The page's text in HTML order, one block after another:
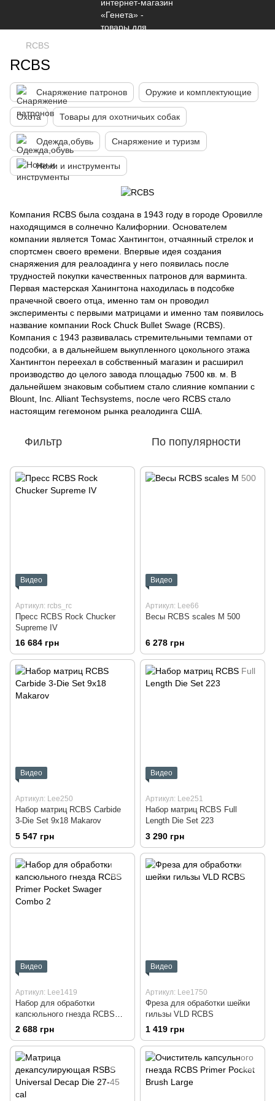
RCBS
RCBS
Снаряжение патронов Оружие и комплектующие
Охота Товары для охотничьих собак
Одежда,обувь Снаряжение и туризм
Ножи и инструменты
Компания RCBS была создана в 1943 году в городе Оровилле
находящимся в солнечно Калифорнии. Основателем
компании является Томас Хантингтон, отчаянный стрелок и
спортсмен своего времени. Впервые идея создания
снаряжения для реалоадинга у него появилась после
трудностей покупки качественных патронов для варминта.
Первая мастерская Ханингтона находилась в подсобке
прачечной своего отца, именно там он проводил
эксперименты с первыми матрицами и именно там появилось
название компании Rock Chuck Bullet Swage (RCBS).
Компания с 1943 развивалась стремительными темпами от
подсобки, а в дальнейшем выкупленного цокольного этажа
Хантингтон переехал в собственный магазин и расширил
производство до целого завода площадью 7500 кв. м. В
дальнейшем знаковым событием стало слияние компании с
Blount, Inc. Alliant Techsystems, после чего RCBS стало
настоящим гегемоном рынка реалодинга США.
Фильтр По популярности
Видео
Артикул: rcbs_rc
Пресс RCBS Rock Chucker
Supreme IV
16 684 грн
Видео
Артикул: Lee66
Весы RCBS scales M 500
6 278 грн
Видео
Артикул: Lee250
Набор матриц RCBS Carbide
3-Die Set 9x18 Makarov
5 547 грн
Видео
Артикул: Lee251
Набор матриц RCBS Full
Length Die Set 223
3 290 грн
Видео
Артикул: Lee1419
Набор для обработки
капсюльного гнезда RCBS
Primer Pocket Swager Combo 2
2 688 грн
Видео
Артикул: Lee1750
Фреза для обработки шейки
гильзы VLD RCBS
1 419 грн